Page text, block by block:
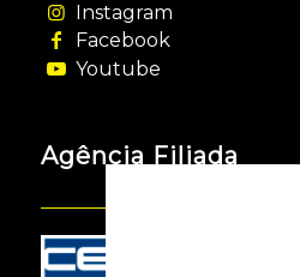
Instagram
Facebook
Youtube
Agência Filiada